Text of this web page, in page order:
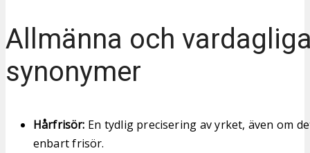
Allmänna och
synonymer
Hårfrisör: En tydlig precisering av yrket, även om
enbart frisör.